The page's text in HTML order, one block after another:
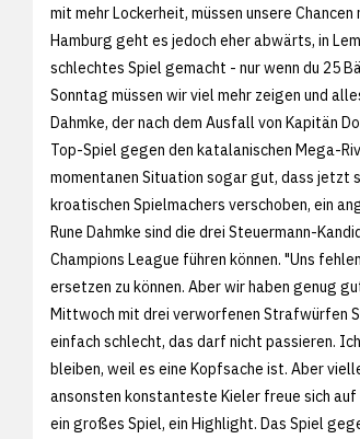
mit mehr Lockerheit, müssen unsere
Hamburg geht es jedoch eher abwärts, in
schlechtes Spiel gemacht - nur wenn du 25
Sonntag müssen wir viel mehr zeigen und
Dahmke, der nach dem Ausfall von Kapitän
Top-Spiel gegen den katalanischen Mega-
momentanen Situation sogar gut, dass jetzt
kroatischen Spielmachers verschoben, ein
Rune Dahmke sind die drei Steuermann-
Champions League führen können. "Uns
ersetzen zu können. Aber wir haben genug
Mittwoch mit drei verworfenen Strafwürfen
einfach schlecht, das darf nicht passieren.
bleiben, weil es eine Kopfsache ist. Aber
ansonsten konstanteste Kieler freue sich auf
ein großes Spiel, ein Highlight. Das Spiel